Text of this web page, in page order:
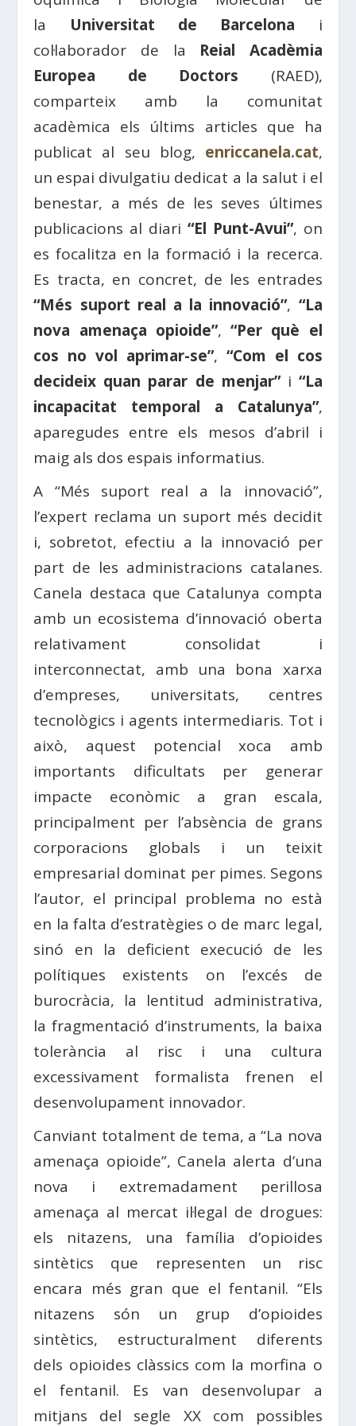
la Universitat de Barcelona i
col·laborador de la Reial Acadèmia
Europea de Doctors (RAED),
comparteix amb la comunitat
acadèmica els últims articles que ha
publicat al seu blog, enriccanela.cat,
un espai divulgatiu dedicat a la salut i el
benestar, a més de les seves últimes
publicacions al diari “El Punt-Avui”, on
es focalitza en la formació i la recerca.
Es tracta, en concret, de les entrades
“Més suport real a la innovació”, “La
nova amenaça opioide”,“Per què el
cos no vol aprimar-se”, “Com el cos
decideix quan parar de menjar”i “La
incapacitat temporal a Catalunya”,
aparegudes entre els mesos d’abril i
maig als dos espais informatius.
A “Més suport real a la innovació”,
l’expert reclama un suport més decidit
i, sobretot, efectiu a la innovació per
part de les administracions catalanes.
Canela destaca que Catalunya compta
amb un ecosistema d’innovació oberta
relativament consolidat i
interconnectat, amb una bona xarxa
d’empreses, universitats, centres
tecnològics i agents intermediaris. Tot i
això, aquest potencial xoca amb
importants dificultats per generar
impacte econòmic a gran escala,
principalment per l’absència de grans
corporacions globals i un teixit
empresarial dominat per pimes. Segons
l’autor, el principal problema no està
en la falta d’estratègies o de marc legal,
sinó en la deficient execució de les
polítiques existents on l’excés de
burocràcia, la lentitud administrativa,
la fragmentació d’instruments, la baixa
tolerància al risc i una cultura
excessivament formalista frenen el
desenvolupament innovador.
Canviant totalment de tema, a “La nova
amenaça opioide”, Canela alerta d’una
nova i extremadament perillosa
amenaça al mercat il·legal de drogues:
els nitazens, una família d’opioides
sintètics que representen un risc
encara més gran que el fentanil. “Els
nitazens són un grup d’opioides
sintètics, estructuralment diferents
dels opioides clàssics com la morfina o
el fentanil. Es van desenvolupar a
mitjans del segle XX com possibles